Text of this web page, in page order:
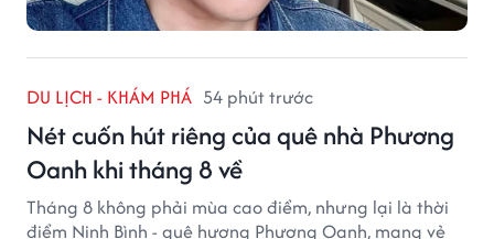
DU LỊCH - KHÁM PHÁ 54 phút trước
Nét cuốn hút riêng của quê nhà Phương
Oanh khi tháng 8 về
Tháng 8 không phải mùa cao điểm, nhưng lại là thời
điểm Ninh Bình - quê hương Phương Oanh, mang vẻ